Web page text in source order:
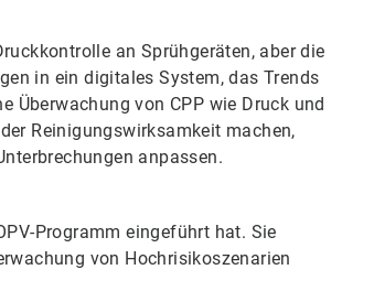
an Sprühgeräten, aber die
in ein digitales System, das Trends
Überwachung von CPP wie Druck und
Reinigungswirksamkeit machen,
anpassen.
Programm eingeführt hat. Sie
von Hochrisikoszenarien